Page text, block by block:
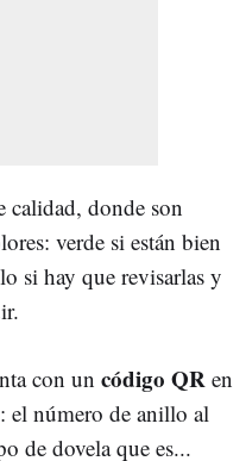
donde son
verde si están bien
si hay que revisarlas y
con un código QR en
el número de anillo al
de dovela que es...